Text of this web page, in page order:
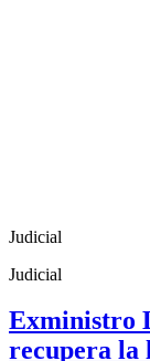
Judicial
Judicial
Exministro
recupera la